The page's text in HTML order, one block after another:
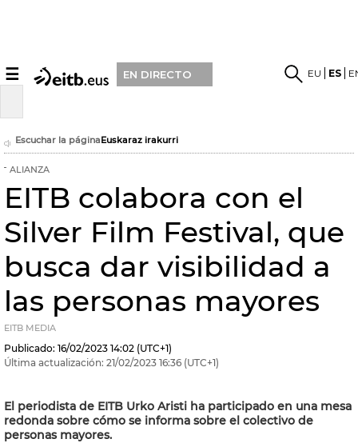
☰ EN DIRECTO EU ES
Escuchar la páginaEuskaraz irakurri
ALIANZA
EITB colabora con el
Silver Film Festival, que
busca dar visibilidad a
las personas mayores
EITB MEDIA
Publicado: 16/02/2023 14:02 (UTC+1)
Última actualización: 21/02/2023 16:36 (UTC+1)
El periodista de EITB Urko Aristi ha participado en una mesa
redonda sobre cómo se informa sobre el colectivo de
personas mayores.